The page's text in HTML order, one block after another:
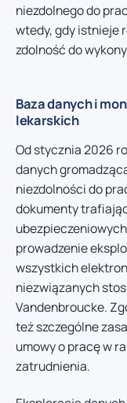
niezdolnego do
wtedy, gdy istnieje
zdolność do
Baza danych i
lekarskich
Od stycznia 2026
danych
niezdolności do
dokumenty
prowadzenie
wszystkich
niezwiązanych
Vandenbroucke.
też szczególne
umowy o pracę w
zatrudnienia.